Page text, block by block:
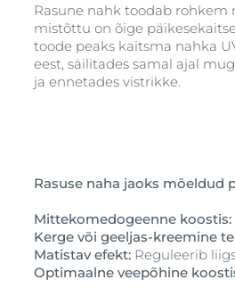
Rasune nahk toodab rohkem
mistõttu on õige
toode peaks kaitsma nahka
eest, säilitades samal ajal
ja ennetades vistrikke.
Rasuse naha jaoks mõeldud
Mittekomedogeenne koostis:
Kerge või geeljas-kreemine
Matistav efekt: Reguleerib
Optimaalne veepõhine